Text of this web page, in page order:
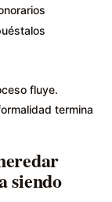
fluye.
termina
siendo